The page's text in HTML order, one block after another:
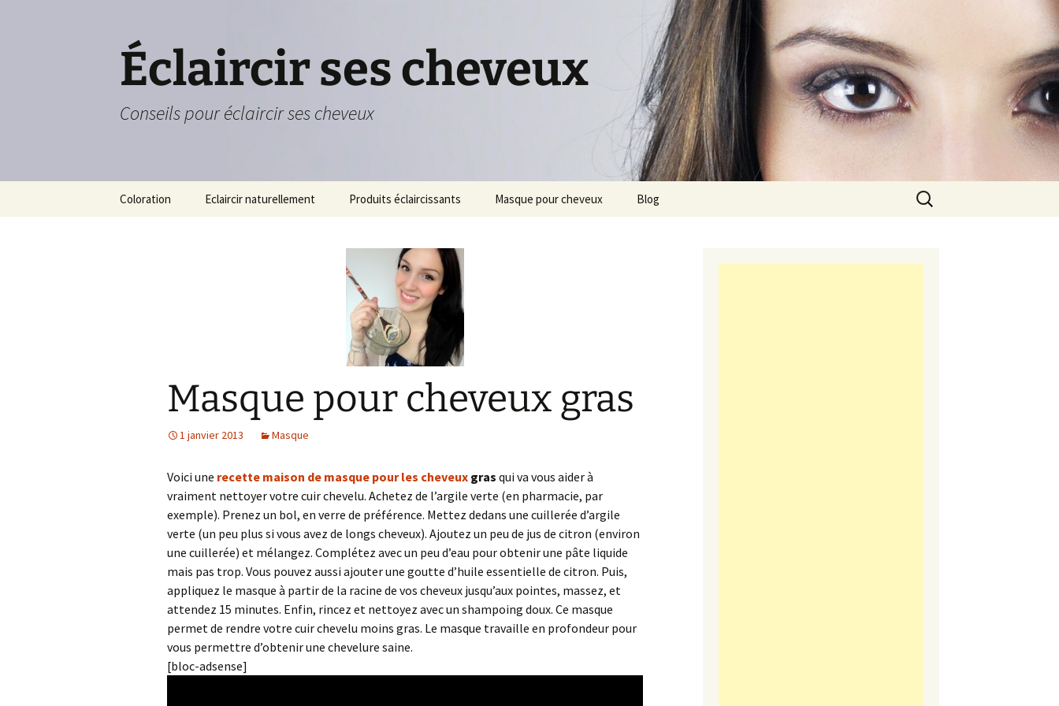
Éclaircir ses cheveux
Conseils pour éclaircir ses cheveux
Coloration Eclaircir naturellement Produits éclaircissants Masque pour cheveux Blog
Rechercher :
Masque pour cheveux gras
1 janvier 2013 Masque
Voici une recette maison de masque pour les cheveux gras qui va vous aider à
vraiment nettoyer votre cuir chevelu. Achetez de l’argile verte (en pharmacie, par
exemple). Prenez un bol, en verre de préférence. Mettez dedans une cuillerée d’argile
verte (un peu plus si vous avez de longs cheveux). Ajoutez un peu de jus de citron (environ
une cuillerée) et mélangez. Complétez avec un peu d’eau pour obtenir une pâte liquide
mais pas trop. Vous pouvez aussi ajouter une goutte d’huile essentielle de citron. Puis,
appliquez le masque à partir de la racine de vos cheveux jusqu’aux pointes, massez, et
attendez 15 minutes. Enfin, rincez et nettoyez avec un shampoing doux. Ce masque
permet de rendre votre cuir chevelu moins gras. Le masque travaille en profondeur pour
vous permettre d’obtenir une chevelure saine.
[bloc-adsense]